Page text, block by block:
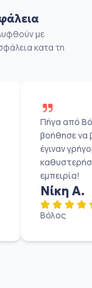
με
κατα τη
Πήγα από
βοήθησε να
έγιναν
εμπειρία!
Νίκη Α.
Βόλος